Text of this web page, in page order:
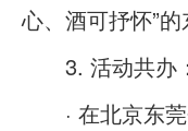
心、酒可抒怀”的
3. 活动共办
· 在北京东莞